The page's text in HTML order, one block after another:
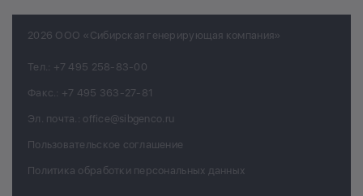
2026 ООО «Сибирская генерирующая компания»
Тел.: +7 495 258-83-00
Факс.: +7 495 363-27-81
Эл. почта.: office@sibgenco.ru
Пользовательское соглашение
Политика обработки персональных данных